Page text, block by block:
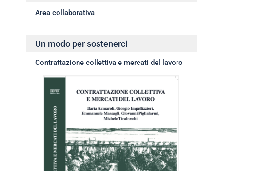
Area collaborativa
Un modo per sostenerci
Contrattazione collettiva e mercati del lavoro